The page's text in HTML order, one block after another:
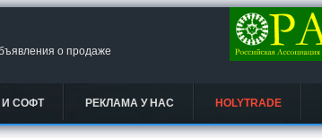
о продаже
СОФТ РЕКЛАМА У НАС HOLYTRADE